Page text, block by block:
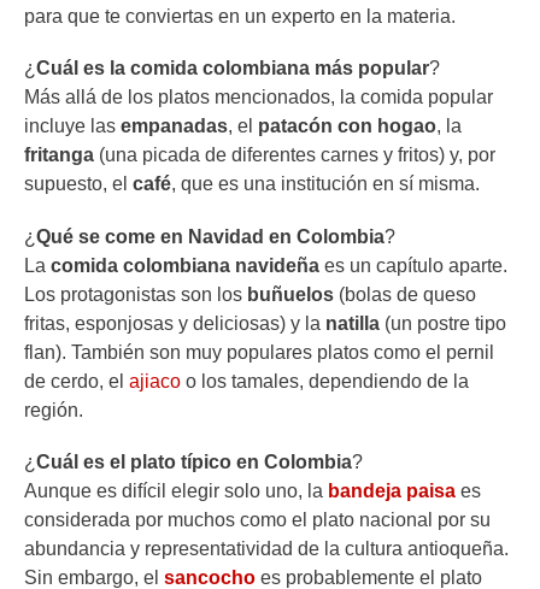
para que te conviertas en un experto en la materia.
¿ Cuál es la comida colombiana más popular?
Más allá de los platos mencionados, la comida popular
incluye las empanadas, el patacón con hogao, la
fritanga (una picada de diferentes carnes y fritos) y, por
supuesto, el café, que es una institución en sí misma.
¿ Qué se come en Navidad en Colombia?
La comida colombiana navideña es un capítulo aparte.
Los protagonistas son los buñuelos (bolas de queso
fritas, esponjosas y deliciosas) y la natilla (un postre tipo
flan). También son muy populares platos como el pernil
de cerdo, el ajiaco o los tamales, dependiendo de la
región.
¿ Cuál es el plato típico en Colombia?
Aunque es difícil elegir solo uno, la bandeja paisa es
considerada por muchos como el plato nacional por su
abundancia y representatividad de la cultura antioqueña.
Sin embargo, el sancocho es probablemente el plato